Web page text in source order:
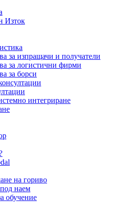
Изток
за изпращачи и получатели
за логистични фирми
за борси
интегриране
на гориво
наем
обучение